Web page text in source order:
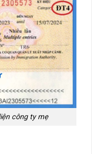
công ty mẹ